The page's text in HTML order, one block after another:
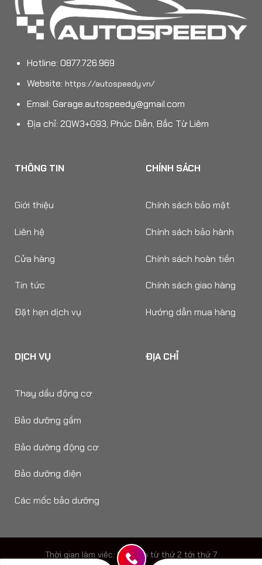
Hotline: 0877.726.969
Website: https://autospeedy.vn/
Email: Garage.autospeedy@gmail.com
Địa chỉ: 2QW3+G93, Phúc Diễn, Bắc Từ Liêm
THÔNG TIN
Giới thiệu
Liên hệ
Cửa hàng
Tin tức
Đặt hẹn dịch vụ
CHÍNH SÁCH
Chính sách bảo mật
Chính sách bảo hành
Chính sách hoàn tiền
Chính sách giao hàng
Hướng dẫn mua hàng
DỊCH VỤ
Thay dầu động cơ
Bảo dưỡng gầm
Bảo dưỡng động cơ
Bảo dưỡng điện
Các mốc bảo dưỡng
ĐỊA CHỈ
Thời gian làm viêc: 8h - 18h từ thứ 2 tới thứ 7